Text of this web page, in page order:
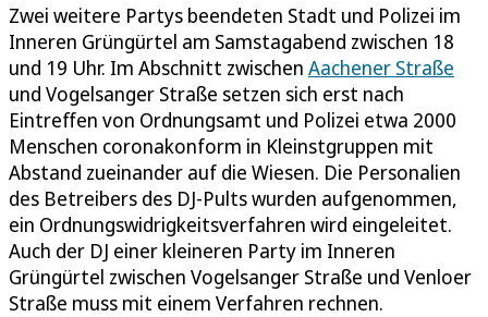
Zwei weitere Partys beendeten Stadt und Polizei im
Inneren Grüngürtel am Samstagabend zwischen 18
und 19 Uhr. Im Abschnitt zwischen Aachener Straße
und Vogelsanger Straße setzen sich erst nach
Eintreffen von Ordnungsamt und Polizei etwa 2000
Menschen coronakonform in Kleinstgruppen mit
Abstand zueinander auf die Wiesen. Die Personalien
des Betreibers des DJ-Pults wurden aufgenommen,
ein Ordnungswidrigkeitsverfahren wird eingeleitet.
Auch der DJ einer kleineren Party im Inneren
Grüngürtel zwischen Vogelsanger Straße und Venloer
Straße muss mit einem Verfahren rechnen.